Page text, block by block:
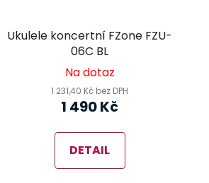
Ukulele koncertní FZone FZU-
06C BL
Na dotaz
1 231,40 Kč bez DPH
1 490 Kč
DETAIL